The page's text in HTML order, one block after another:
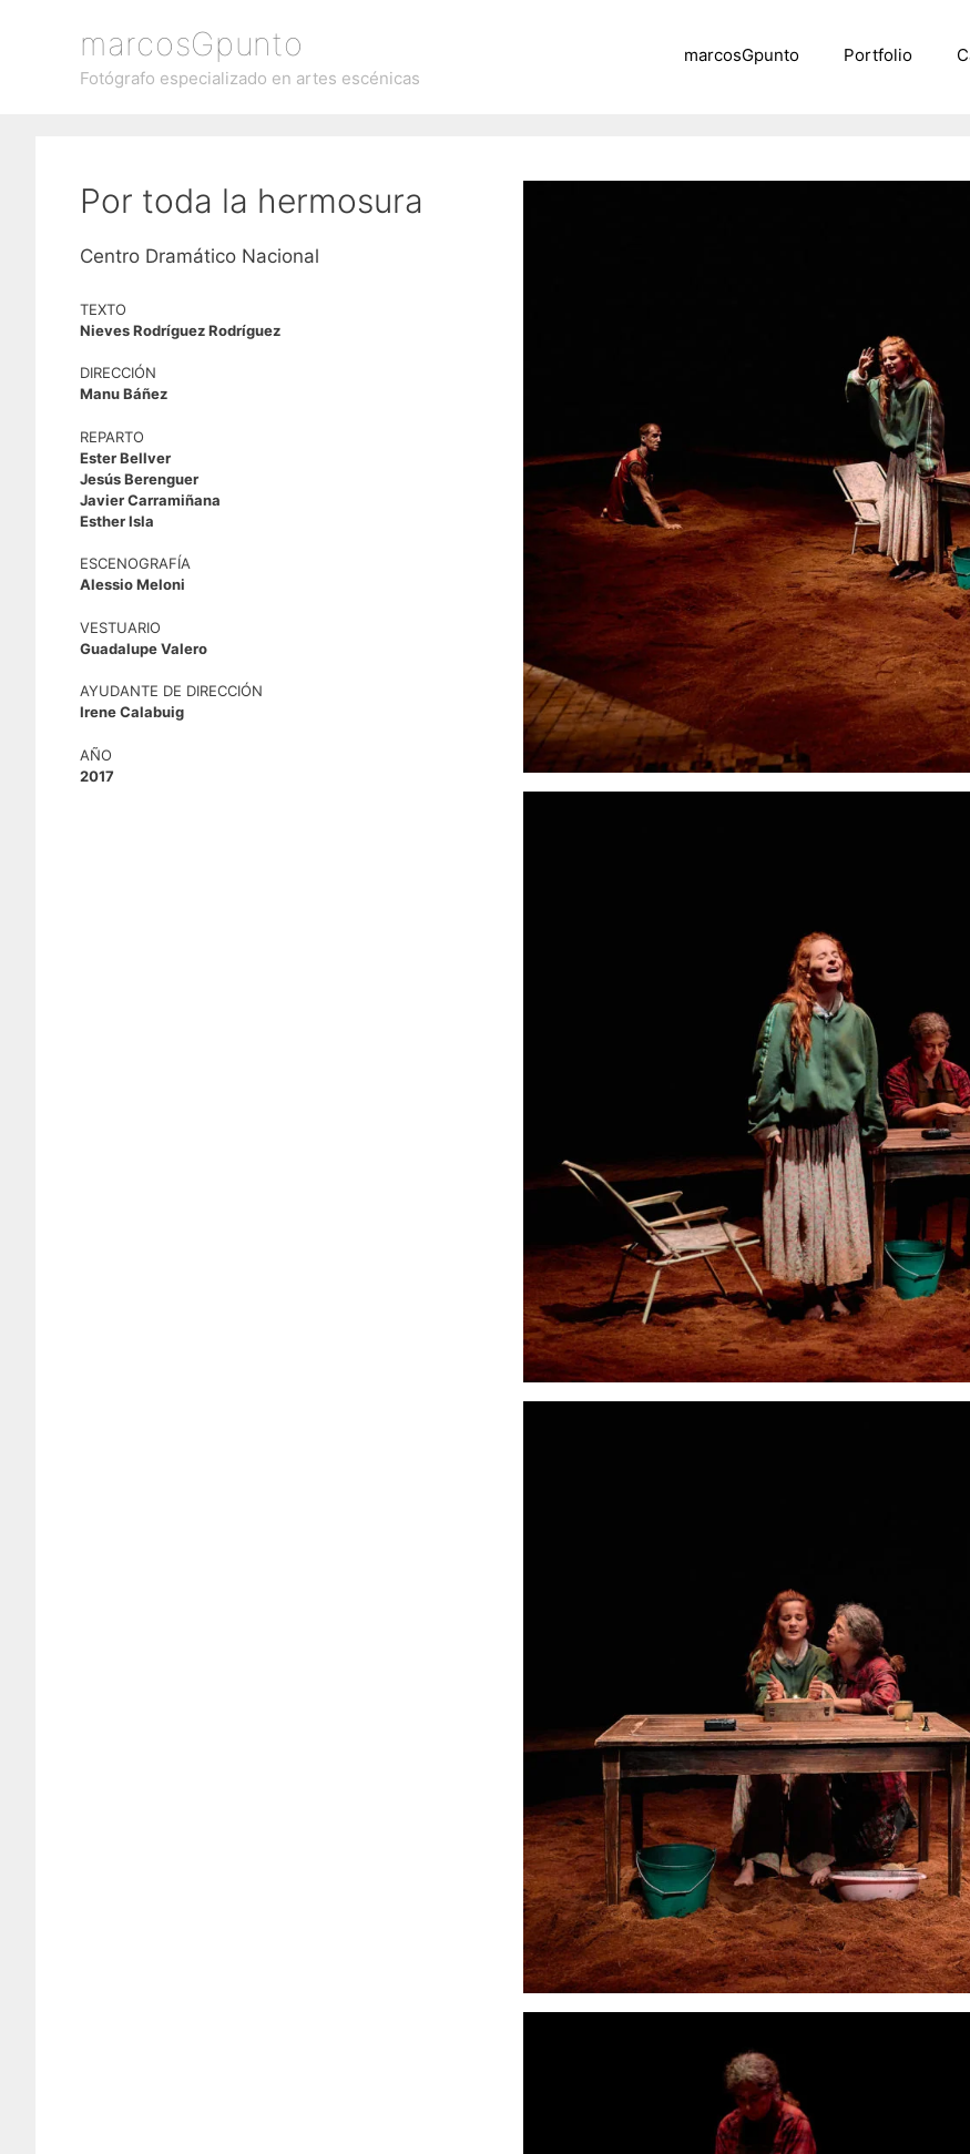
contenido
marcosGpunto
Fotógrafo especializado en artes escénicas
marcosGpunto Portfolio
Por toda la hermosura
Centro Dramático Nacional
TEXTO
Nieves Rodríguez Rodríguez
DIRECCIÓN
Manu Báñez
REPARTO
Ester Bellver
Jesús Berenguer
Javier Carramiñana
Esther Isla
ESCENOGRAFÍA
Alessio Meloni
VESTUARIO
Guadalupe Valero
AYUDANTE DE DIRECCIÓN
Irene Calabuig
AÑO
2017